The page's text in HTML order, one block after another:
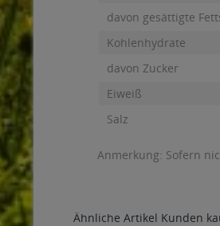
davon gesättigte
Kohlenhydrate
davon Zucker
Eiweiß
Salz
Anmerkung: Sofern
Ähnliche Artikel Kunden